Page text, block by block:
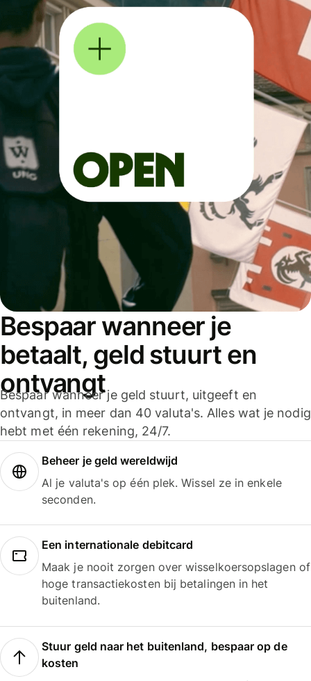
Bespaar wanneer je
betaalt, geld stuurt en
ontvangt
Bespaar wanneer je geld stuurt, uitgeeft en
ontvangt, in meer dan 40 valuta's. Alles wat je nodig
hebt met één rekening, 24/7.
Beheer je geld wereldwijd
Al je valuta's op één plek. Wissel ze in enkele
seconden.
Een internationale debitcard
Maak je nooit zorgen over wisselkoersopslagen of
hoge transactiekosten bij betalingen in het
buitenland.
Stuur geld naar het buitenland, bespaar op de
kosten